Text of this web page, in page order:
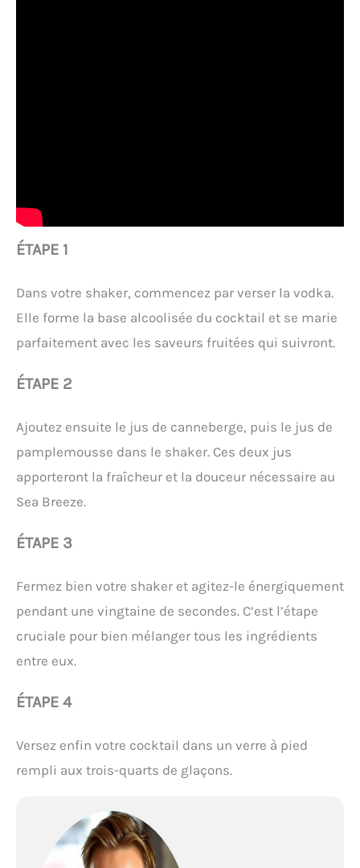
ÉTAPE 1
Dans votre shaker, commencez par verser la vodka.
Elle forme la base alcoolisée du cocktail et se marie
parfaitement avec les saveurs fruitées qui suivront.
ÉTAPE 2
Ajoutez ensuite le jus de canneberge, puis le jus de
pamplemousse dans le shaker. Ces deux jus
apporteront la fraîcheur et la douceur nécessaire au
Sea Breeze.
ÉTAPE 3
Fermez bien votre shaker et agitez-le énergiquement
pendant une vingtaine de secondes. C’est l’étape
cruciale pour bien mélanger tous les ingrédients
entre eux.
ÉTAPE 4
Versez enfin votre cocktail dans un verre à pied
rempli aux trois-quarts de glaçons.